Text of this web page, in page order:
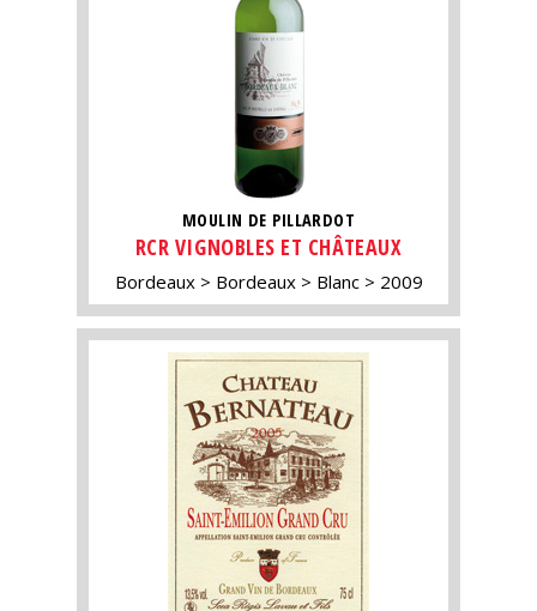
MOULIN DE PILLARDOT
RCR VIGNOBLES ET CHÂTEAUX
Bordeaux Bordeaux Blanc 2009